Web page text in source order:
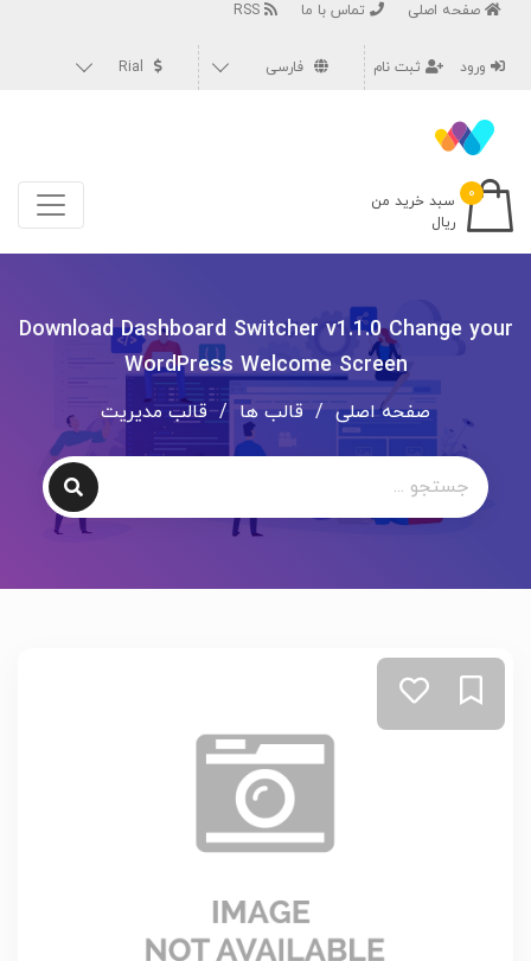
صفحه اصلی تماس با ما
ورود ثبت نام فارسی
۰
سبد خرید من
ریال
Download Dashboard Switcher v1.1.0 Change your
WordPress Welcome Screen
صفحه اصلی / قالب ها / قالب مدیریت